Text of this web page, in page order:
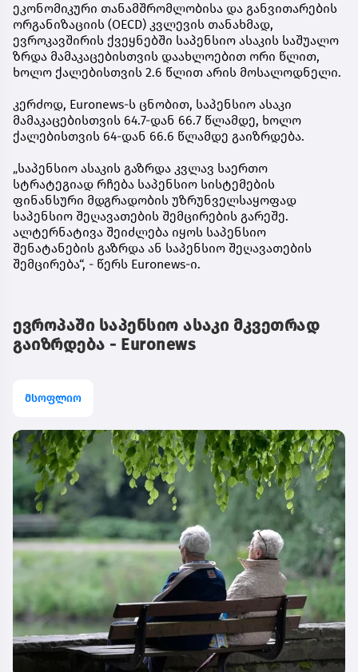
ეკონომიკური თანამშრომლობისა და განვითარების
ორგანიზაციის (OECD) კვლევის თანახმად,
ევროკავშირის ქვეყნებში საპენსიო ასაკის საშუალო
ზრდა მამაკაცებისთვის დაახლოებით ორი წლით,
ხოლო ქალებისთვის 2.6 წლით არის მოსალოდნელი.
კერძოდ, Euronews-ს ცნობით, საპენსიო ასაკი
მამაკაცებისთვის 64.7-დან 66.7 წლამდე, ხოლო
ქალებისთვის 64-დან 66.6 წლამდე გაიზრდება.
„საპენსიო ასაკის გაზრდა კვლავ საერთო
სტრატეგიად რჩება საპენსიო სისტემების
ფინანსური მდგრადობის უზრუნველსაყოფად
საპენსიო შეღავათების შემცირების გარეშე.
ალტერნატივა შეიძლება იყოს საპენსიო
შენატანების გაზრდა ან საპენსიო შეღავათების
შემცირება“, - წერს Euronews-ი.
ევროპაში საპენსიო ასაკი მკვეთრად
გაიზრდება - Euronews
მსოფლიო